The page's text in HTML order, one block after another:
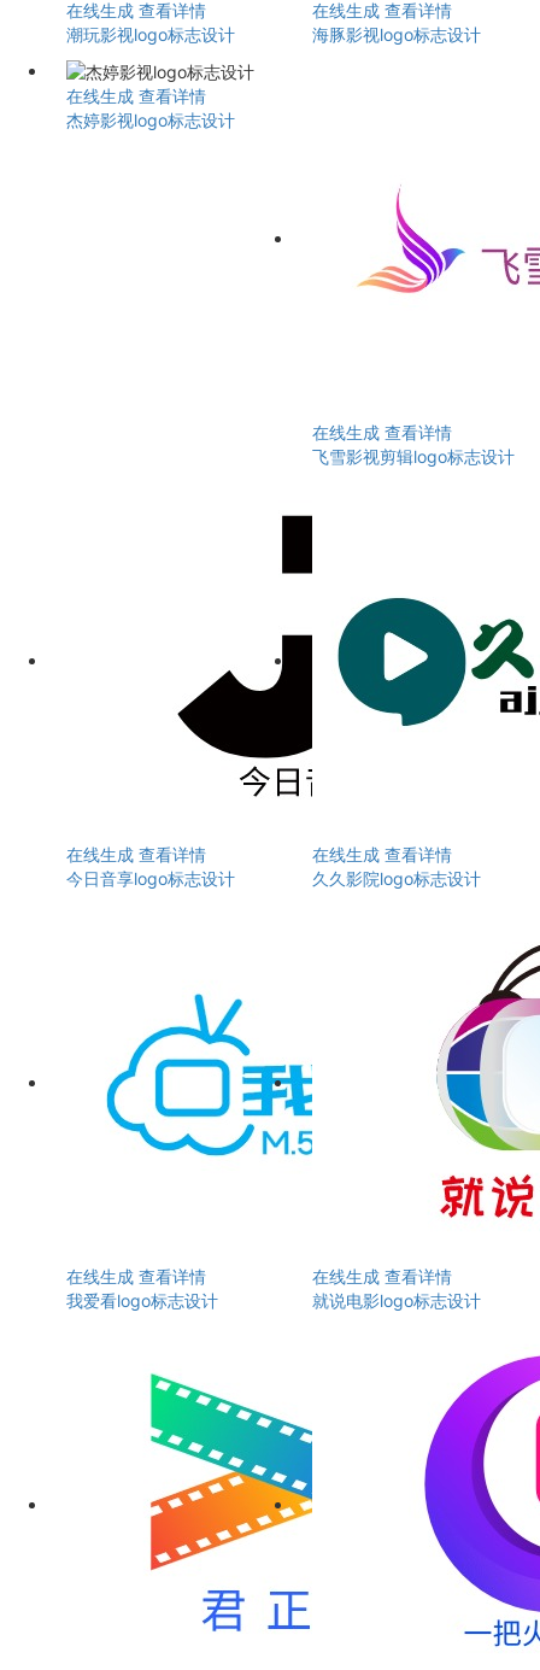
在线生成 查看详情
潮玩影视logo标志设计
在线生成 查看详情
海豚影视logo标志设计
在线生成 查看详情
杰婷影视logo标志设计
在线生成 查看详情
飞雪影视剪辑logo标志设计
在线生成 查看详情
今日音享logo标志设计
在线生成 查看详情
久久影院logo标志设计
在线生成 查看详情
我爱看logo标志设计
在线生成 查看详情
就说电影logo标志设计